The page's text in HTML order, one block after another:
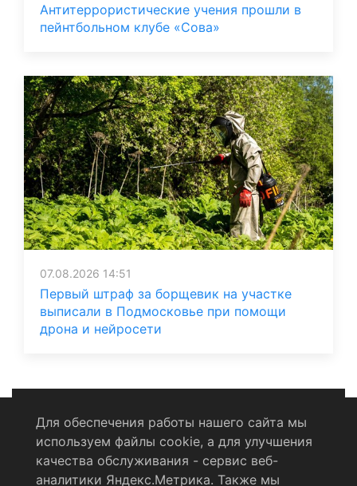
Антитеррористические учения прошли в
пейнтбольном клубе «Сова»
07.08.2026 14:51
Первый штраф за борщевик на участке
выписали в Подмосковье при помощи
дрона и нейросети
Политика конфиденциальности
Для обеспечения работы нашего сайта мы
используем файлы cookie, а для улучшения
качества обслуживания - сервис веб-
аналитики Яндекс.Метрика. Также мы